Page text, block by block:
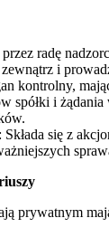
radę
zewnątrz i
kontrolny,
spółki i żądania
: Składa się z
prywatnym